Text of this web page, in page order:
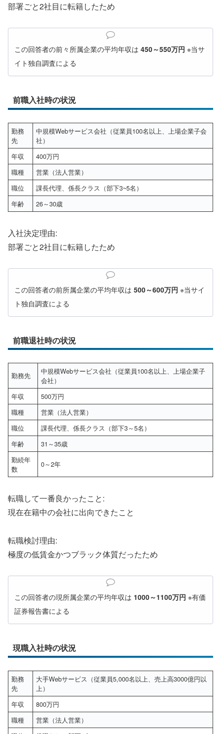
部署ごと2社目に転籍したため
この回答者の前々所属企業の平均年収は 450～550万円 ※当サ
イト独自調査による
前職入社時の状況
勤務
先
中規模Webサービス会社（従業員100名以上、上場企業子会
社）
年収
400万円
職種
営業（法人営業）
職位
課長代理、係長クラス（部下3~5名）
年齢
26～30歳
入社決定理由:
部署ごと2社目に転籍したため
この回答者の前所属企業の平均年収は 500～600万円 ※当サイ
ト独自調査による
前職退社時の状況
勤務先
中規模Webサービス会社（従業員100名以上、上場企業子
会社）
年収
500万円
職種
営業（法人営業）
職位
課長代理、係長クラス（部下3～5名）
年齢
31～35歳
勤続年
数
0～2年
転職して一番良かったこと:
現在在籍中の会社に出向できたこと
転職検討理由:
極度の低賃金かつブラック体質だったため
この回答者の現所属企業の平均年収は 1000～1100万円 ※有価
証券報告書による
現職入社時の状況
勤務
先
大手Webサービス（従業員5,000名以上、売上高3000億円以
上）
年収
800万円
職種
営業（法人営業）